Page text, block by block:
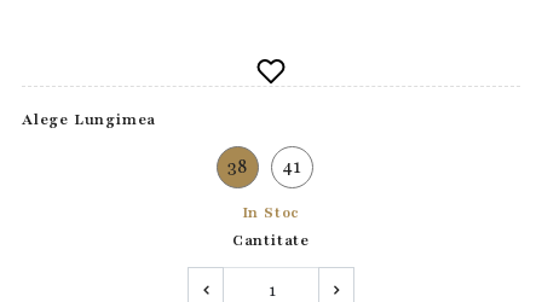
Alege Lungimea
38 41
In Stoc
Cantitate